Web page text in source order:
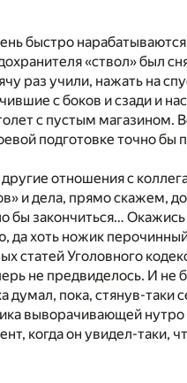
быстро
«ствол» был
раз учили, нажать на
с боков и сзади и
с пустым магазином.
подготовке точно бы
отношения с
и дела, прямо скажем,
закончиться…
хоть ножик
статей Уголовного
не предвиделось. И
пока, стянув-таки
выворачивающей
когда он увидел-таки,